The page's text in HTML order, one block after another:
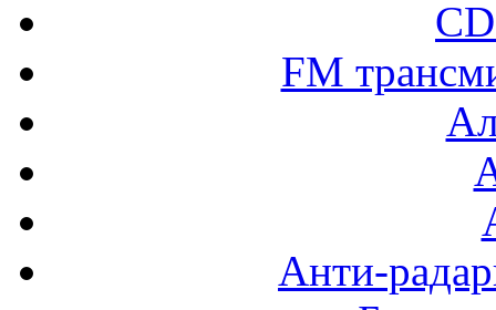
FM
Анти-